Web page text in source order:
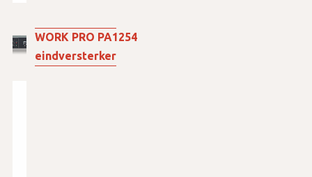
WORK PRO PA1254
eindversterker